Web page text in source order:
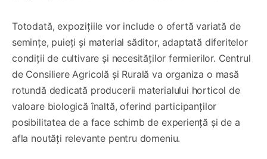
Totodată, expozițiile vor include o ofertă variată de
semințe, puieți și material săditor, adaptată diferitelor
condiții de cultivare și necesităților fermierilor. Centrul
de Consiliere Agricolă și Rurală va organiza o masă
rotundă dedicată producerii materialului horticol de
valoare biologică înaltă, oferind participanților
posibilitatea de a face schimb de experiență și de a
afla noutăți relevante pentru domeniu.